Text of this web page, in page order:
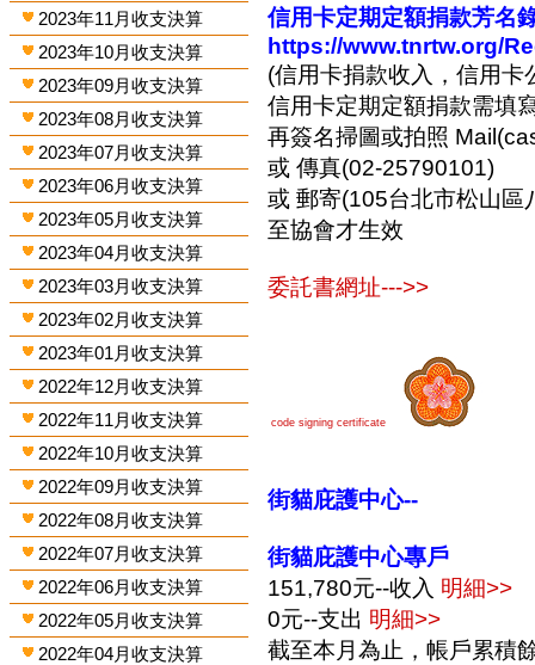
2023年11月收支決算
2023年10月收支決算
2023年09月收支決算
2023年08月收支決算
2023年07月收支決算
2023年06月收支決算
2023年05月收支決算
2023年04月收支決算
2023年03月收支決算
2023年02月收支決算
2023年01月收支決算
2022年12月收支決算
2022年11月收支決算
2022年10月收支決算
2022年09月收支決算
2022年08月收支決算
2022年07月收支決算
2022年06月收支決算
2022年05月收支決算
2022年04月收支決算
信用卡定期定額捐款芳名
https://www.tnrtw.org/
(信用卡捐款收入，信用
信用卡定期定額捐款需填
再簽名掃圖或拍照
或 傳真(02-25790101)
或 郵寄(105台北市松山
至協會才生效
委託書網址--->>
code signing certificate
街貓庇護中心--
街貓庇護中心專戶
151,780元--收入 明細>>
0元--支出 明細>>
截至本月為止，帳戶累積